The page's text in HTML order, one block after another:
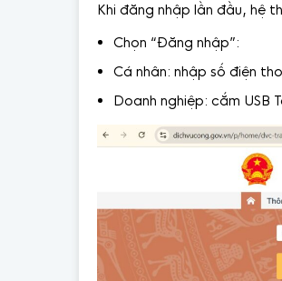
Khi đăng nhập lần đầu, hệ
Chọn “Đăng nhập”:
Cá nhân: nhập số điện
Doanh nghiệp: cắm USB